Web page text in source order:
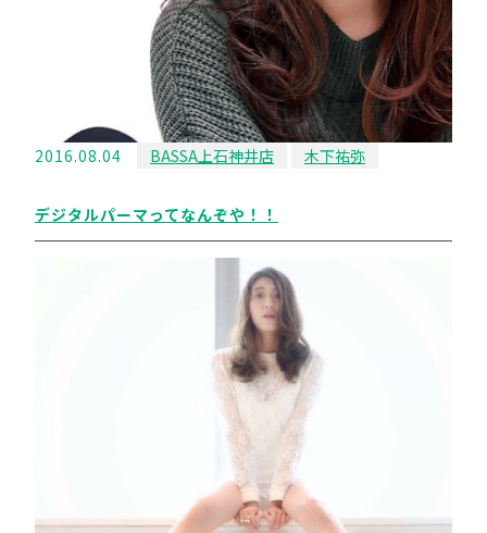
2016.08.04 BASSA上石神井店 木下祐弥
デジタルパーマってなんぞや！！